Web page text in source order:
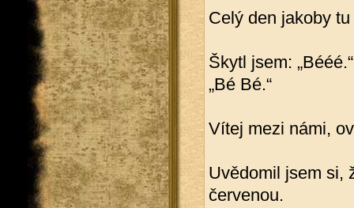
Celý den jakoby
Škytl jsem: „Bééé.“
„Bé Bé.“
Vítej mezi námi,
Uvědomil jsem si,
červenou.